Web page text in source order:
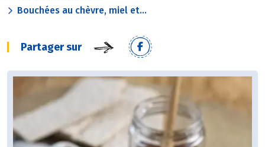
Bouchées au chèvre, miel et...
Partager sur